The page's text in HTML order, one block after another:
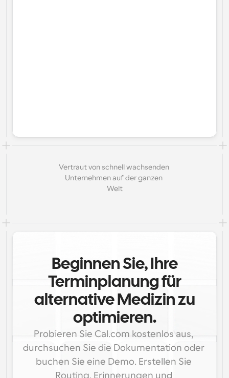
Vertraut von schnell wachsenden
Unternehmen auf der ganzen
Welt
Beginnen Sie, Ihre
Terminplanung für
alternative Medizin zu
optimieren.
Probieren Sie Cal.com kostenlos aus,
durchsuchen Sie die Dokumentation oder
buchen Sie eine Demo. Erstellen Sie
Routing, Erinnerungen und